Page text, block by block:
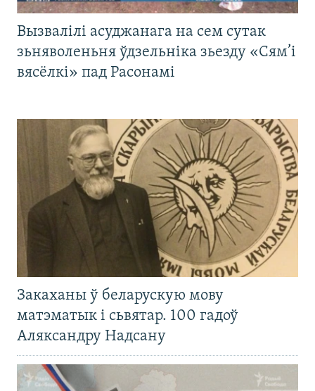
Вызвалілі асуджанага на сем сутак
зьняволеньня ўдзельніка зьезду «Сям’і
вясёлкі» пад Расонамі
Закаханы ў беларускую мову
матэматык і сьвятар. 100 гадоў
Аляксандру Надсану